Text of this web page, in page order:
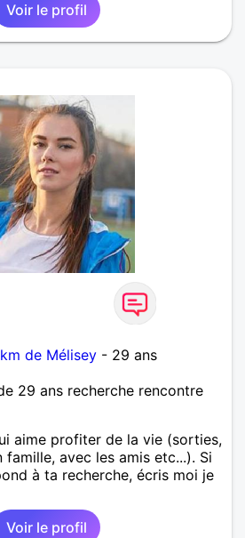
Voir le profil
de Mélisey - 29 ans
29 ans recherche rencontre
aime profiter de la vie (sorties,
famille, avec les amis etc...). Si
à ta recherche, écris moi je
Voir le profil